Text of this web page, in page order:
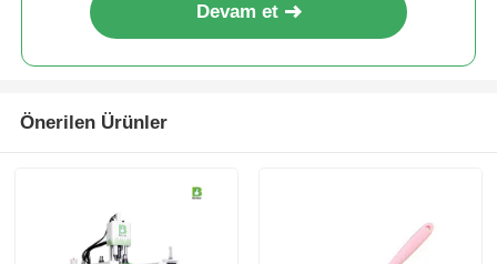
Devam et
Önerilen Ürünler